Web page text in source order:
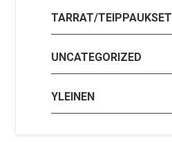
TARRAT/TEIPPAUKSET
UNCATEGORIZED
YLEINEN